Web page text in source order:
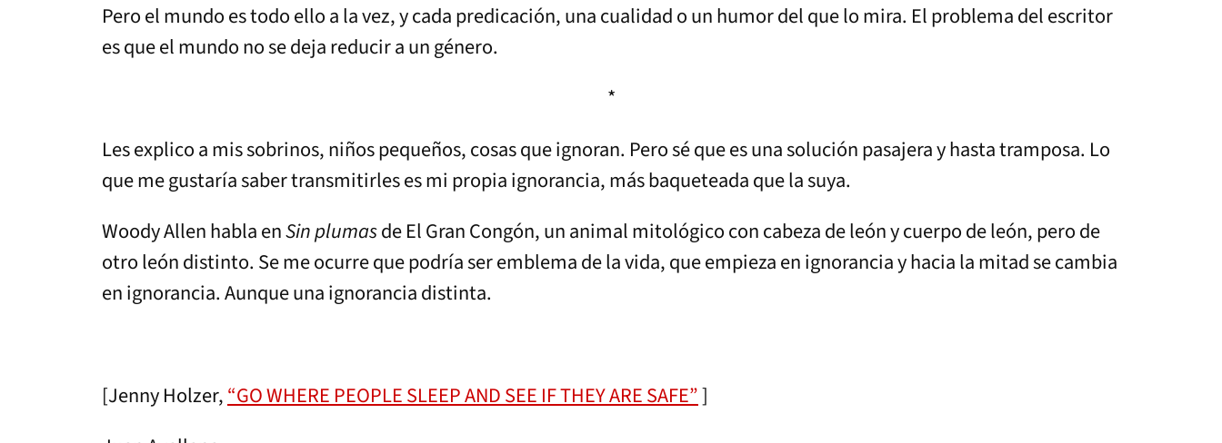
Pero el mundo es todo ello a la vez, y cada predicación, una cualidad o un humor del que lo mira. El problema del escritor
es que el mundo no se deja reducir a un género.
*
Les explico a mis sobrinos, niños pequeños, cosas que ignoran. Pero sé que es una solución pasajera y hasta tramposa. Lo
que me gustaría saber transmitirles es mi propia ignorancia, más baqueteada que la suya.
Woody Allen habla enSin plumasde El Gran Congón, un animal mitológico con cabeza de león y cuerpo de león, pero de
otro león distinto. Se me ocurre que podría ser emblema de la vida, que empieza en ignorancia y hacia la mitad se cambia
en ignorancia. Aunque una ignorancia distinta.
[Jenny Holzer,“GO WHERE PEOPLE SLEEP AND SEE IF THEY ARE SAFE”]